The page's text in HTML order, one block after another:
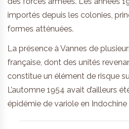
importés depuis les colonies,
formes atténuées.
La présence à Vannes de
française, dont des unités
constitue un élément de risque
L’automne 1954 avait d’ailleurs
épidémie de variole en Indochine